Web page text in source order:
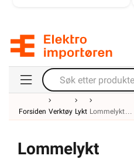
Forsiden Verktøy Lykt Lommelykt
Lommelykt